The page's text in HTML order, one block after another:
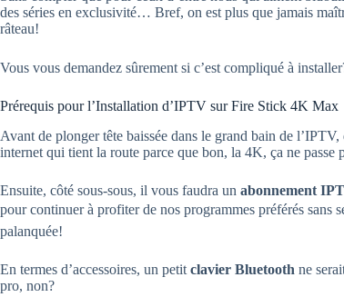
des séries en exclusivité… Bref, on est plus que jamais
râteau!
Vous vous demandez sûrement si c’est compliqué à
Prérequis pour l’Installation d’IPTV sur Fire Stick 4K Max
Avant de plonger tête baissée dans le grand bain de
internet qui tient la route parce que bon, la 4K, ça ne
Ensuite, côté sous-sous, il vous faudra un abonnement
pour continuer à profiter de nos programmes préférés
palanquée!
En termes d’accessoires, un petit clavier Bluetooth ne
pro, non?